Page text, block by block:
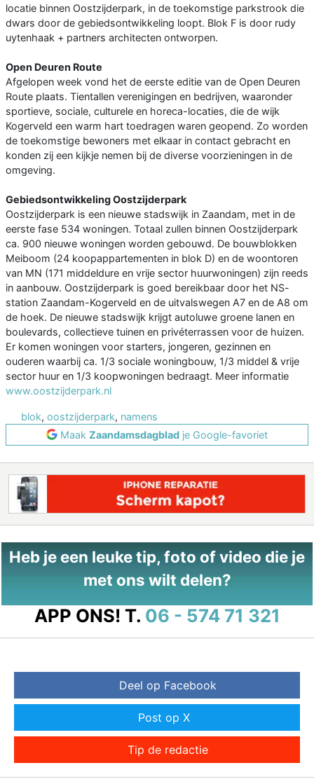
locatie binnen Oostzijderpark, in de toekomstige parkstrook die
dwars door de gebiedsontwikkeling loopt. Blok F is door rudy
uytenhaak + partners architecten ontworpen.
Open Deuren Route
Afgelopen week vond het de eerste editie van de Open Deuren
Route plaats. Tientallen verenigingen en bedrijven, waaronder
sportieve, sociale, culturele en horeca-locaties, die de wijk
Kogerveld een warm hart toedragen waren geopend. Zo worden
de toekomstige bewoners met elkaar in contact gebracht en
konden zij een kijkje nemen bij de diverse voorzieningen in de
omgeving.
Gebiedsontwikkeling Oostzijderpark
Oostzijderpark is een nieuwe stadswijk in Zaandam, met in de
eerste fase 534 woningen. Totaal zullen binnen Oostzijderpark
ca. 900 nieuwe woningen worden gebouwd. De bouwblokken
Meiboom (24 koopappartementen in blok D) en de woontoren
van MN (171 middeldure en vrije sector huurwoningen) zijn reeds
in aanbouw. Oostzijderpark is goed bereikbaar door het NS-
station Zaandam-Kogerveld en de uitvalswegen A7 en de A8 om
de hoek. De nieuwe stadswijk krijgt autoluwe groene lanen en
boulevards, collectieve tuinen en privéterrassen voor de huizen.
Er komen woningen voor starters, jongeren, gezinnen en
ouderen waarbij ca. 1/3 sociale woningbouw, 1/3 middel & vrije
sector huur en 1/3 koopwoningen bedraagt. Meer informatie
www.oostzijderpark.nl
blok, oostzijderpark, namens
Maak Zaandamsdagblad je Google-favoriet
Heb je een leuke tip, foto of video die je
met ons wilt delen?
APP ONS! T. 06 - 574 71 321
Deel op Facebook
Post op X
Tip de redactie